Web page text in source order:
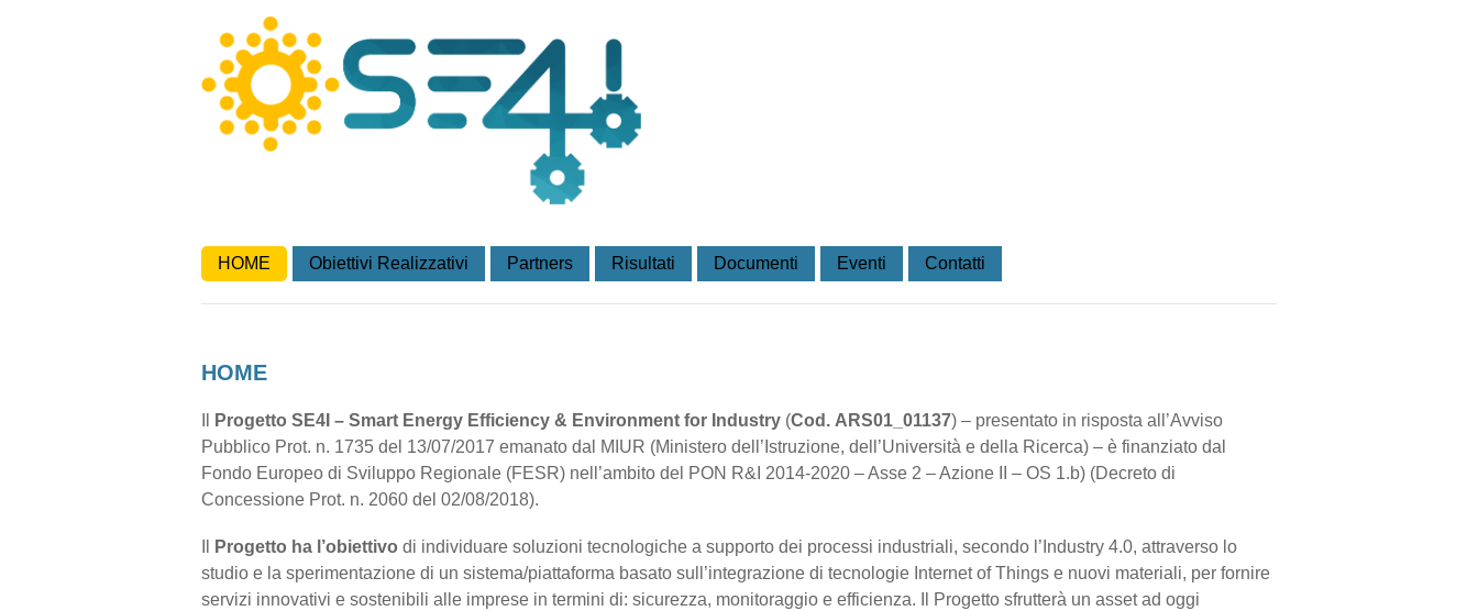
HOME Obiettivi Realizzativi Partners Risultati Documenti Eventi Contatti
HOME
Progetto SE4I – Smart Energy Efficiency & Environment for Industry (Cod. ARS01_01137) – presentato in risposta all’Avviso
Pubblico Prot. n. 1735 del 13/07/2017 emanato dal MIUR (Ministero dell’Istruzione, dell’Università e della Ricerca) – è finanziato dal
Fondo Europeo di Sviluppo Regionale (FESR) nell’ambito del PON R&I 2014-2020 – Asse 2 – Azione II – OS 1.b) (Decreto di
Concessione Prot. n. 2060 del 02/08/2018).
Progetto ha l’obiettivo di individuare soluzioni tecnologiche a supporto dei processi industriali, secondo l’Industry 4.0, attraverso lo
studio e la sperimentazione di un sistema/piattaforma basato sull’integrazione di tecnologie Internet of Things e nuovi materiali, per fornire
servizi innovativi e sostenibili alle imprese in termini di: sicurezza, monitoraggio e efficienza. Il Progetto sfrutterà un asset ad oggi